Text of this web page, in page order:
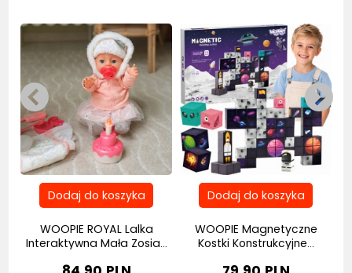
WOOPIE ROYAL Lalka
Interaktywna Mała Zosia...
WOOPIE Magnetyczne
Kostki Konstrukcyjne...